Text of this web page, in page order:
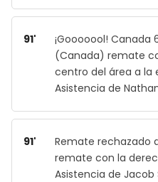
91'
¡Gooooool! Canada
(Canada) remate
centro del área a la
Asistencia de
91'
Remate rechazado
remate con la
Asistencia de Jacob